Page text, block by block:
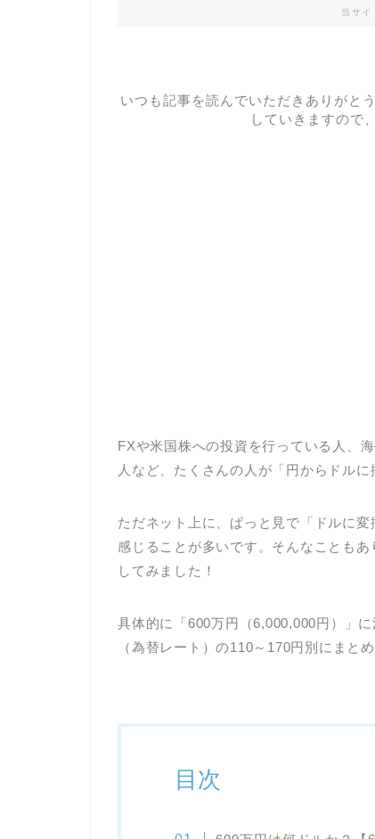
当サ
いつも記事を読んでいただきありがと
していきますので
FXや米国株への投資を行っている人、
人など、たくさんの人が「円からドル
ただネット上に、ぱっと見で「ドルに
感じることが多いです。そんなことも
してみました！
具体的に「600万円（6,000,000円）」
（為替レート）の110～170円別にまと
目次